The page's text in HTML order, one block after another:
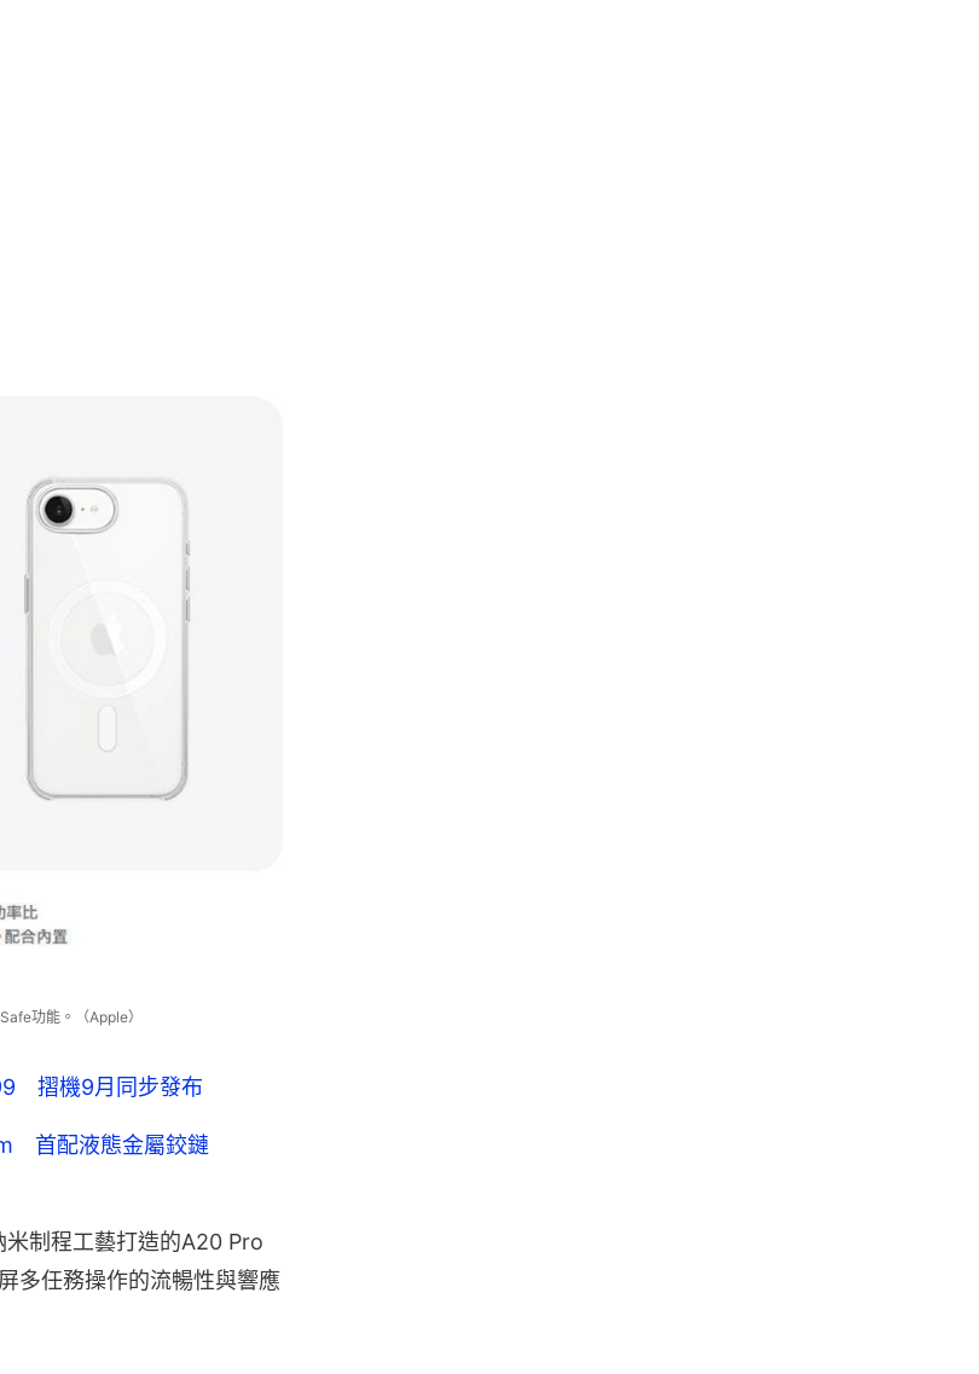
功能。（Apple）
摺機9月同步發布
首配液態金屬鉸鏈
制程工藝打造的A20 Pro
多任務操作的流暢性與響應